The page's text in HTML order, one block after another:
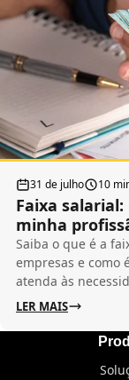
31 de julho 10
Faixa
minha
Saiba o que é a
empresas e como
atenda às
LER MAIS